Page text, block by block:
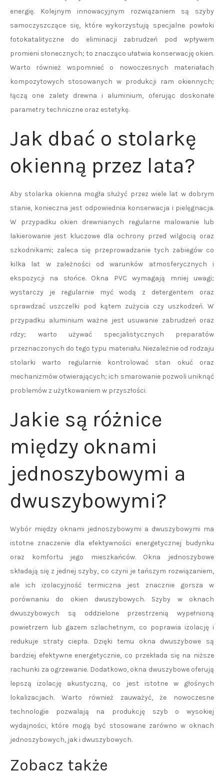
energię. Kolejnym innowacyjnym rozwiązaniem są szyby
samoczyszczące się, które wykorzystują specjalne powłoki
fotokatalityczne do eliminacji zabrudzeń pod wpływem
promieni słonecznych; to znacząco ułatwia konserwację okien.
Warto również wspomnieć o nowoczesnych materiałach
kompozytowych stosowanych w produkcji ram okiennych;
łączą one zalety drewna i aluminium, oferując doskonałe
parametry techniczne oraz estetykę.
Jak dbać o stolarkę
okienną przez lata?
Aby stolarka okienna mogła służyć przez wiele lat w dobrym
stanie, konieczna jest odpowiednia konserwacja i pielęgnacja.
W przypadku okien drewnianych regularne malowanie lub
lakierowanie jest kluczowe dla ochrony przed wilgocią oraz
szkodnikami; zaleca się przeprowadzanie tych zabiegów co
kilka lat w zależności od warunków atmosferycznych i
ekspozycji na słońce. Okna PVC wymagają mniej uwagi;
wystarczy je regularnie myć wodą z detergentem oraz
sprawdzać uszczelki pod kątem zużycia czy uszkodzeń. W
przypadku aluminium ważne jest usuwanie zabrudzeń oraz
rdzy; warto używać specjalistycznych preparatów
przeznaczonych do tego typu materiału. Niezależnie od rodzaju
stolarki warto regularnie kontrolować stan okuć oraz
mechanizmów otwierających; ich smarowanie pozwoli uniknąć
problemów z użytkowaniem w przyszłości.
Jakie są różnice
między oknami
jednoszybowymi a
dwuszybowymi?
Wybór między oknami jednoszybowymi a dwuszybowymi ma
istotne znaczenie dla efektywności energetycznej budynku
oraz komfortu jego mieszkańców. Okna jednoszybowe
składają się z jednej szyby, co czyni je tańszym rozwiązaniem,
ale ich izolacyjność termiczna jest znacznie gorsza w
porównaniu do okien dwuszybowych. Szyby w oknach
dwuszybowych są oddzielone przestrzenią wypełnioną
powietrzem lub gazem szlachetnym, co poprawia izolację i
redukuje straty ciepła. Dzięki temu okna dwuszybowe są
bardziej efektywne energetycznie, co przekłada się na niższe
rachunki za ogrzewanie. Dodatkowo, okna dwuszybowe oferują
lepszą izolację akustyczną, co jest istotne w głośnych
lokalizacjach. Warto również zauważyć, że nowoczesne
technologie pozwalają na produkcję szyb o wysokiej
wydajności, które mogą być stosowane zarówno w oknach
jednoszybowych, jak i dwuszybowych.
Zobacz także